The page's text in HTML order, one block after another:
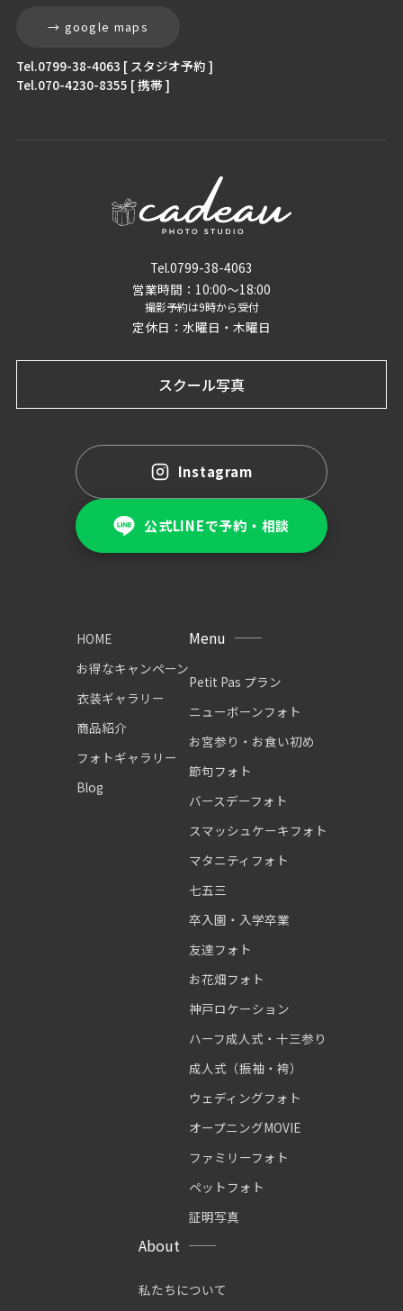
→ google maps
Tel.0799-38-4063 [ スタジオ予約 ]
Tel.070-4230-8355 [ 携帯 ]
Tel.0799-38-4063
営業時間：10:00〜18:00
撮影予約は9時から受付
定休日：水曜日・木曜日
スクール写真
Instagram
公式LINEで予約・相談
HOME
お得なキャンペーン
衣装ギャラリー
商品紹介
フォトギャラリー
Blog
Menu
Petit Pas プラン
ニューボーンフォト
お宮参り・お食い初め
節句フォト
バースデーフォト
スマッシュケーキフォト
マタニティフォト
七五三
卒入園・入学卒業
友達フォト
お花畑フォト
神戸ロケーション
ハーフ成人式・十三参り
成人式（振袖・袴）
ウェディングフォト
オープニングMOVIE
ファミリーフォト
ペットフォト
証明写真
About
私たちについて